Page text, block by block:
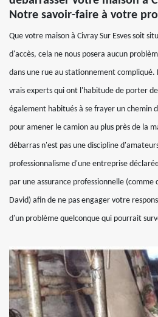
Notre savoir-faire à votre
Que votre maison à Civray Sur Esves soit
d'accès, cela ne nous posera aucun
dans une rue au stationnement compliqué.
vrais experts qui ont l'habitude de porter
également habitués à se frayer un chemin
pour amener le camion au plus près de la
débarras n'est pas une discipline
professionnalisme d'une entreprise
par une assurance professionnelle (comme
David) afin de ne pas engager votre
d'un problème quelconque qui pourrait